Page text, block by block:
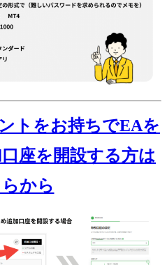
トをお持ちでEAを
座を開設する方は
から